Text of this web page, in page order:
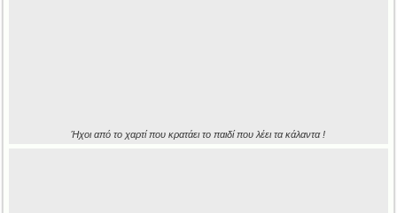
Ήχοι από το χαρτί που κρατάει το παιδί που λέει τα κάλαντα !